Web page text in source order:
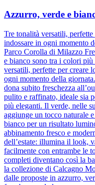
Azzurro, verde e
Tre tonalità versatili,
indossare in ogni momento
Parco Corolla di Milazzo
e bianco sono tra i colori più
versatili, perfette per creare
ogni momento della
dona subito freschezza
pulito e raffinato, ideale sia
più eleganti. Il verde, nelle
aggiunge un tocco naturale
bianco per un risultato
abbinamento fresco e
dell’estate: illumina il look,
facilmente con entrambe le
completi diventano così la
la collezione di Calcagno
dalle proposte in azzurro,